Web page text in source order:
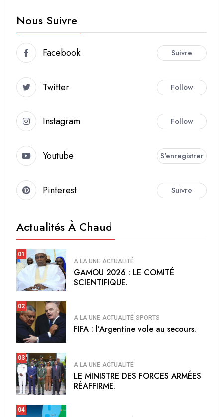
Nous Suivre
Facebook Suivre
Twitter Follow
Instagram Follow
Youtube S'enregistrer
Pinterest Suivre
Actualités À Chaud
01
A LA UNE ACTUALITÉ
GAMOU 2026 : LE COMITÉ
SCIENTIFIQUE.
02
A LA UNE ACTUALITÉ SPORTS
FIFA : l’Argentine vole au secours.
03
A LA UNE ACTUALITÉ
LE MINISTRE DES FORCES ARMÉES
RÉAFFIRME.
04